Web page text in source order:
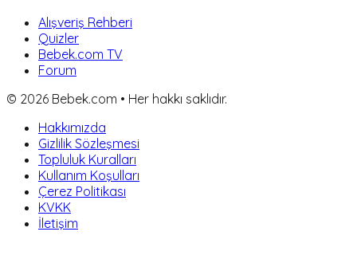
Alışveriş Rehberi
Quizler
Bebek.com TV
Forum
© 2026 Bebek.com • Her hakkı saklıdır.
Hakkımızda
Gizlilik Sözleşmesi
Topluluk Kuralları
Kullanım Koşulları
Çerez Politikası
KVKK
İletişim